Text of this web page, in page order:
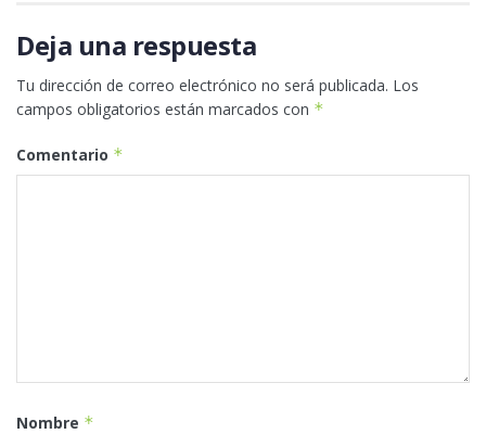
Deja una respuesta
Tu dirección de correo electrónico no será publicada. Los
campos obligatorios están marcados con *
Comentario *
Nombre *